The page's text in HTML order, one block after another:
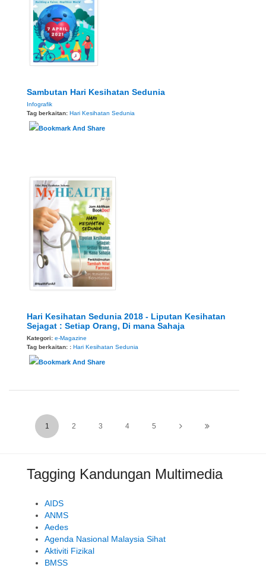
Sambutan Hari Kesihatan Sedunia
Infografik
Tag berkaitan: Hari Kesihatan Sedunia
Hari Kesihatan Sedunia 2018 - Liputan Kesihatan
Sejagat : Setiap Orang, Di mana Sahaja
Kategori: e-Magazine
Tag berkaitan: : Hari Kesihatan Sedunia
1 2 3 4 5
Tagging Kandungan Multimedia
AIDS
ANMS
Aedes
Agenda Nasional Malaysia Sihat
Aktiviti Fizikal
BMSS